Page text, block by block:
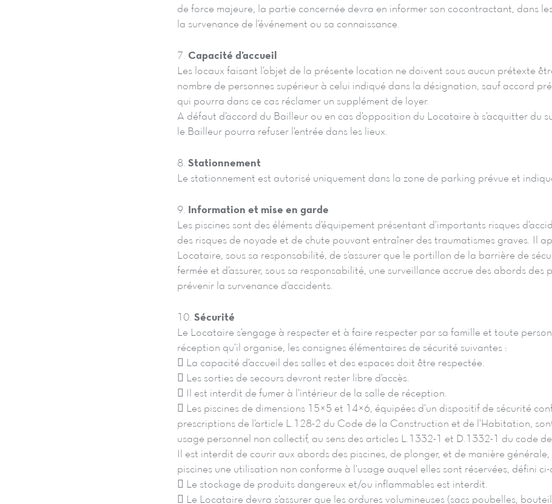
de force majeure, la partie concernée devra en informer son cocontractant, dans
la survenance de l’événement ou sa connaissance.
7. Capacité d’accueil
Les locaux faisant l’objet de la présente location ne doivent sous aucun prétexte
nombre de personnes supérieur à celui indiqué dans la désignation, sauf accord
qui pourra dans ce cas réclamer un supplément de loyer.
A défaut d’accord du Bailleur ou en cas d’opposition du Locataire à s’acquitter du
le Bailleur pourra refuser l’entrée dans les lieux.
8. Stationnement
Le stationnement est autorisé uniquement dans la zone de parking prévue et
9.
Information et mise en garde
Les piscines sont des éléments d’équipement présentant d’importants risques
des risques de noyade et de chute pouvant entraîner des traumatismes graves. Il
Locataire, sous sa responsabilité, de s’assurer que le portillon de la barrière de
fermée et d’assurer, sous sa responsabilité, une surveillance accrue des abords des
prévenir la survenance d’accidents.
10. Sécurité
Le Locataire s’engage à respecter et à faire respecter par sa famille et toute
réception qu’il organise, les consignes élémentaires de sécurité suivantes :
 La capacité d’accueil des salles et des espaces doit être respectée.
 Les sorties de secours devront rester libre d’accès.
 Il est interdit de fumer à l’intérieur de la salle de réception.
 Les piscines de dimensions 15×5 et 14×6, équipées d’un dispositif de sécurité
prescriptions de l’article L.128-2 du Code de la Construction et de l’Habitation,
usage personnel non collectif, au sens des articles L.1332-1 et D.1332-1 du code
Il est interdit de courir aux abords des piscines, de plonger, et de manière
piscines une utilisation non conforme à l’usage auquel elles sont réservées, défini ci-
 Le stockage de produits dangereux et/ou inflammables est interdit.
 Le Locataire devra s’assurer que les ordures volumineuses (sacs poubelles,